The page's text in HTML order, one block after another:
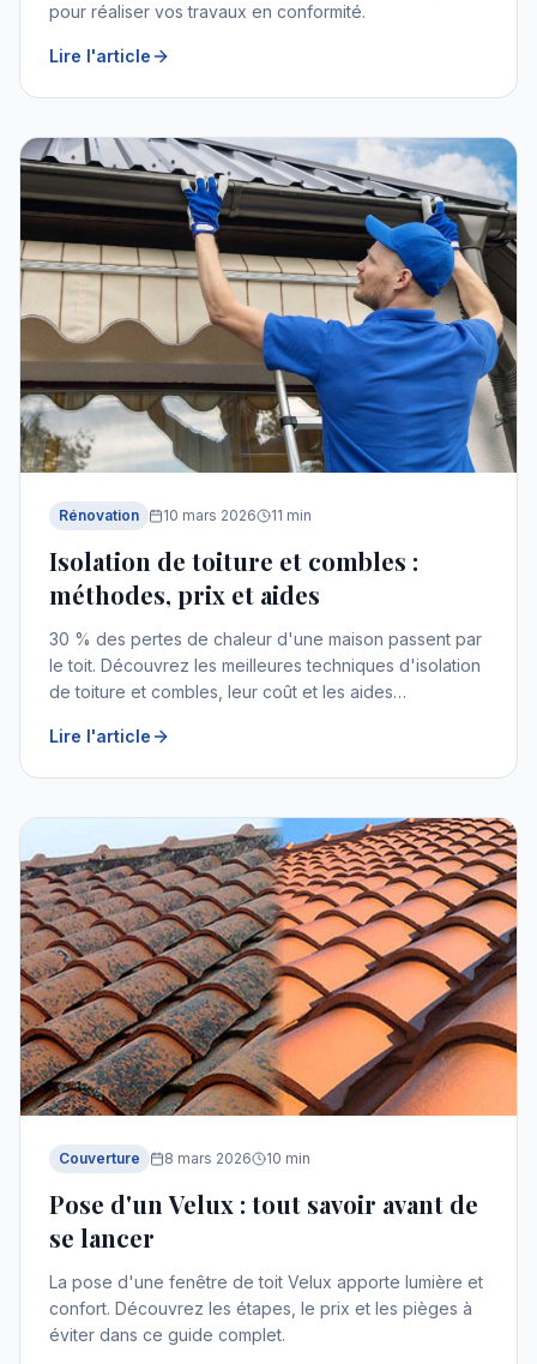
pour réaliser vos travaux en conformité.
Lire l'article
Rénovation 10 mars 2026 11 min
Isolation de toiture et combles :
méthodes, prix et aides
30 % des pertes de chaleur d'une maison passent par
le toit. Découvrez les meilleures techniques d'isolation
de toiture et combles, leur coût et les aides
Lire l'article
Couverture 8 mars 2026 10 min
Pose d'un Velux : tout savoir avant de
se lancer
La pose d'une fenêtre de toit Velux apporte lumière et
confort. Découvrez les étapes, le prix et les pièges à
éviter dans ce guide complet.